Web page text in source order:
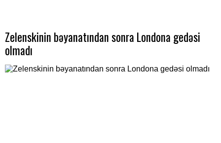
Zelenskinin bəyanatından sonra Londona gedəsi
olmadı